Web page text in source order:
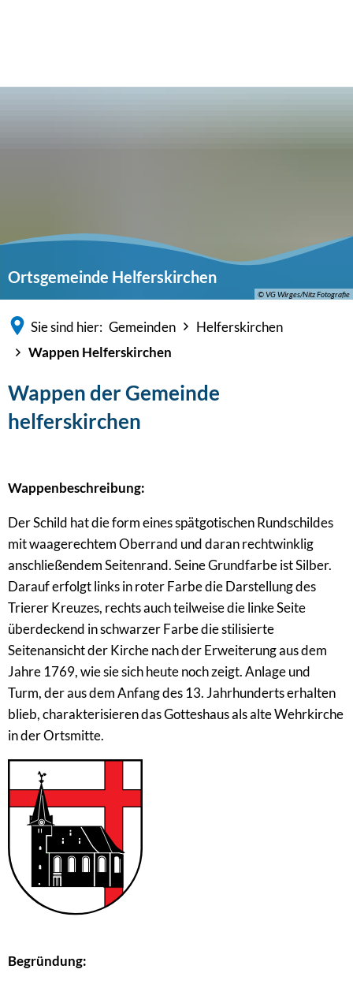
© VG Wirges/Nitz Fotografie
Ortsgemeinde Helferskirchen
Sie sind hier: Gemeinden
Helferskirchen
Wappen Helferskirchen
Wappen der Gemeinde
helferskirchen
Wappenbeschreibung:
Der Schild hat die form eines spätgotischen Rundschildes
mit waagerechtem Oberrand und daran rechtwinklig
anschließendem Seitenrand. Seine Grundfarbe ist Silber.
Darauf erfolgt links in roter Farbe die Darstellung des
Trierer Kreuzes, rechts auch teilweise die linke Seite
überdeckend in schwarzer Farbe die stilisierte
Seitenansicht der Kirche nach der Erweiterung aus dem
Jahre 1769, wie sie sich heute noch zeigt. Anlage und
Turm, der aus dem Anfang des 13. Jahrhunderts erhalten
blieb, charakterisieren das Gotteshaus als alte Wehrkirche
in der Ortsmitte.
Begründung: